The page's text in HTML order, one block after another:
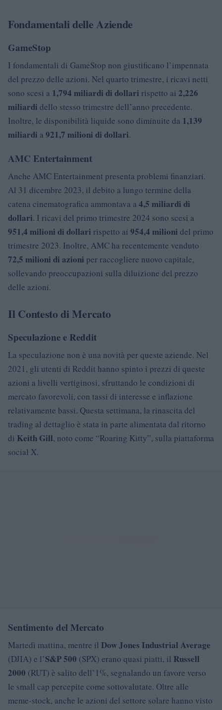
Fondamentali delle Aziende
GameStop
I fondamentali di GameStop non giustificano l’impennata
del prezzo delle azioni. Nel quarto trimestre, i ricavi netti
sono scesi a 1,794 miliardi di dollari rispetto ai 2,226
miliardi dello stesso trimestre dell’anno precedente.
Inoltre, le disponibilità liquide sono diminuite da 1,139
miliardi a 921,7 milioni di dollari.
AMC Entertainment
Anche AMC Entertainment presenta problemi finanziari.
Al 31 dicembre 2023, il debito a lungo termine della
catena cinematografica ammontava a 4,5 miliardi di
dollari. I ricavi del primo trimestre 2024 sono scesi a
951,4 milioni di dollari rispetto ai 954,4 milioni del primo
trimestre 2023. Inoltre, AMC ha recentemente venduto
72,5 milioni di azioni per raccogliere nuovo capitale,
sollevando preoccupazioni sulla diluizione del prezzo
delle azioni.
Il Contesto di Mercato
Speculazione e Reddit
La speculazione non è una novità per queste aziende. Nel
2021, gli utenti di Reddit hanno spinto i prezzi di queste
azioni a livelli vertiginosi, sfruttando le condizioni di
mercato favorevoli, con tassi di interesse e inflazione
relativamente bassi. Questa settimana, la rinascita del
trading al dettaglio è stata in parte alimentata dal ritorno
di Keith Gill, noto come “Roaring Kitty”, sulla piattaforma
social X.
Sentimento del Mercato
Martedì mattina, mentre il Dow Jones Industrial Average
(DJIA) e l’S&P 500 (SPX) erano quasi piatti, il Russell
2000 (RUT) è salito dell’1%, segnalando un favore verso
le small cap percepite come sottovalutate. Oltre alle
meme-stock, anche le azioni del settore solare hanno visto